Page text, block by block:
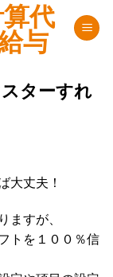
ターすれ
大丈夫！
ますが、
トを１００％信